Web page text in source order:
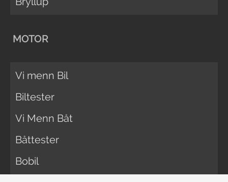
MOTOR
Vi menn Bil
Biltester
Vi Menn Båt
Båttester
Bobil